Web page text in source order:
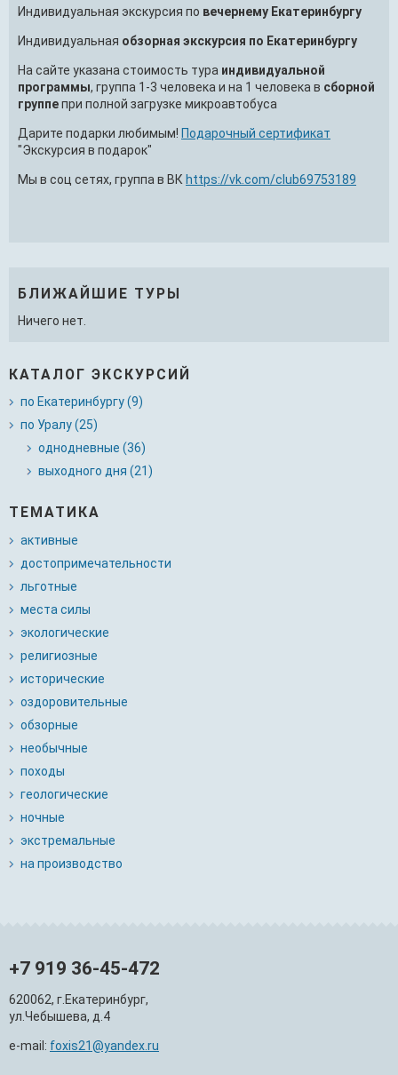
Индивидуальная экскурсия по вечернему Екатеринбургу
Индивидуальная обзорная экскурсия по Екатеринбургу
На сайте указана стоимость тура индивидуальной
программы, группа 1-3 человека и на 1 человека в сборной
группепри полной загрузке микроавтобуса
Дарите подарки любимым! Подарочный сертификат
"Экскурсия в подарок"
Мы в соц сетях, группа в ВК https://vk.com/club69753189
БЛИЖАЙШИЕ ТУРЫ
Ничего нет.
КАТАЛОГ ЭКСКУРСИЙ
по Екатеринбургу (9)
по Уралу (25)
однодневные (36)
выходного дня (21)
ТЕМАТИКА
активные
достопримечательности
льготные
места силы
экологические
религиозные
исторические
оздоровительные
обзорные
необычные
походы
геологические
ночные
экстремальные
на производство
+7 919 36-45-472
620062, г.Екатеринбург,
ул.Чебышева, д.4
e-mail: foxis21@yandex.ru